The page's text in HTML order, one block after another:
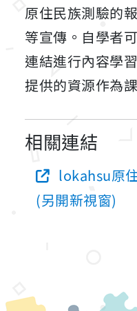
原住民族測驗的
等宣傳。自學者
連結進行內容學
提供的資源作為
相關連結
lokahsu原
(另開新視窗)